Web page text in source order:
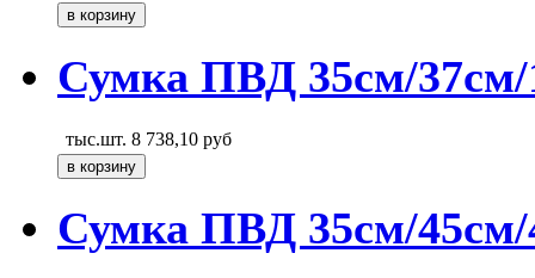
Сумка ПВД 35см/
тыс.шт. 8 738,10 руб
Сумка ПВД 35см/